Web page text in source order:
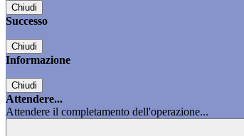
Chiudi
Successo
Chiudi
Informazione
Chiudi
Attendere...
Attendere il completamento dell'operazione...